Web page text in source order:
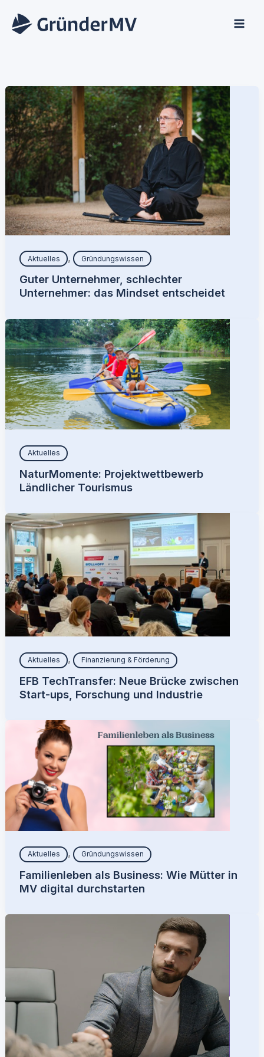
Inhalt
Aktuelles , Gründungswissen
Guter Unternehmer, schlechter
Unternehmer: das Mindset entscheidet
Aktuelles
NaturMomente: Projektwettbewerb
Ländlicher Tourismus
Aktuelles , Finanzierung & Förderung
EFB TechTransfer: Neue Brücke zwischen
Start-ups, Forschung und Industrie
Aktuelles , Gründungswissen
Familienleben als Business: Wie Mütter in
MV digital durchstarten